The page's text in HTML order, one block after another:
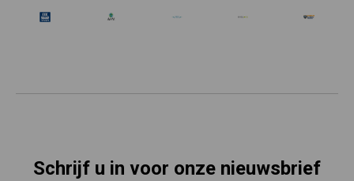
Schrijf u in voor onze nieuwsbrief